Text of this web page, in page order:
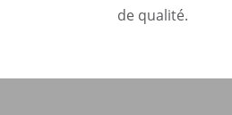
de qualité.